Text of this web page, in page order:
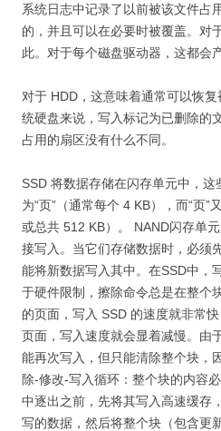
系统日志中记录了以前被该文件占
的，并且可以在必要时被覆盖。对
此。对于每个磁盘驱动器，这都会
对于 HDD，这意味着通常可以恢
统硬盘来说，写入标记为已删除的
占用的扇区没有什么不同。
SSD 将数据存储在闪存单元中，这
为“页”（通常每个 4 KB），而“页
或总共 512 KB）。 NAND闪存单
接写入。当它们存储数据时，必须
能将新数据写入其中。在SSD中，
于硬件限制，擦除命令总是在整个
的页面，写入 SSD 的速度就非常
页面，写入速度就会显着减慢。由
能再次写入，但只能清除整个块，
除-修改-写入循环：整个块的内容
中逐出之前，先将其写入高速缓存
写的数据，然后将整个块（包含更